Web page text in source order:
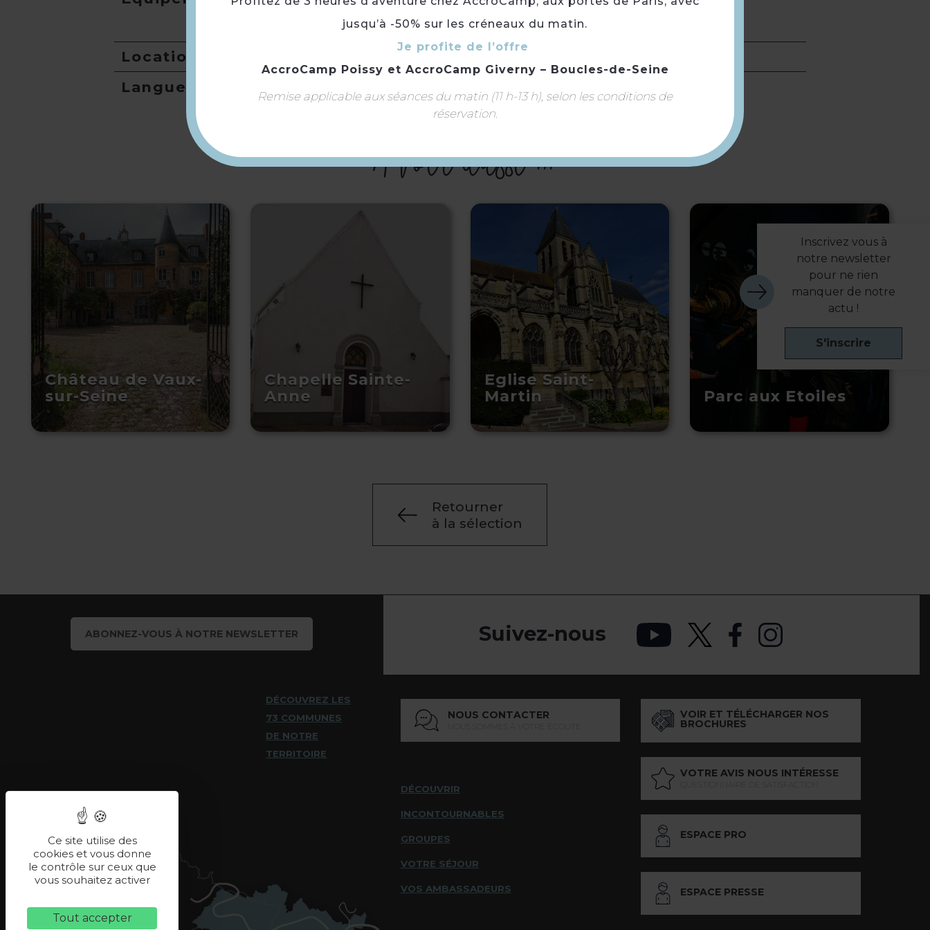
Location de salles
Langues
À voir aussi ...
Château de Vaux-
sur-Seine
Chapelle Sainte-
Anne
Eglise Saint-
Martin
Parc aux Etoiles
Retourner
à la sélection
Inscrivez vous à
notre newsletter
pour ne rien
manquer de notre
actu !
S'inscrire
ABONNEZ-VOUS À NOTRE NEWSLETTER
DÉCOUVREZ LES
73 COMMUNES
DE NOTRE
TERRITOIRE
Suivez-nous
NOUS CONTACTER
DÉCOUVRIR
INCONTOURNABLES
GROUPES
VOTRE SÉJOUR
VOS AMBASSADEURS
VOIR ET TÉLÉCHARGER NOS
BROCHURES
VOTRE AVIS NOUS INTÉRESSE
ESPACE PRO
ESPACE PRESSE
jusqu’à -50% sur les créneaux du matin.
Je profite de l’offre
AccroCamp Poissy et AccroCamp Giverny – Boucles-de-Seine
Remise applicable aux séances du matin (11 h-13 h), selon les conditions de
réservation.
Ce site utilise des
cookies et vous donne
le contrôle sur ceux que
vous souhaitez activer
Tout accepter